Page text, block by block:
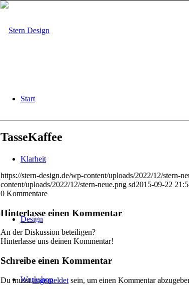
Start
Klarheit
Design
Workshop
TasseKaffee
https://stern-design.de/wp-content/uploads/2022/12/stern-
content/uploads/2022/12/stern-neue.png sd2015-09-22
0 Kommentare
Hinterlasse einen Kommentar
An der Diskussion beteiligen?
Hinterlasse uns deinen Kommentar!
Schreibe einen Kommentar
Du musstangemeldet sein, um einen Kommentar